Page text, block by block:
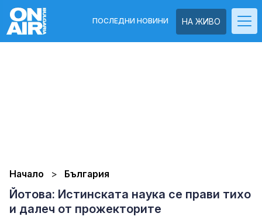
НА ЖИВО
ПОСЛЕДНИ НОВИНИ
Начало България
Йотова: Истинската наука се прави тихо
и далеч от прожекторите